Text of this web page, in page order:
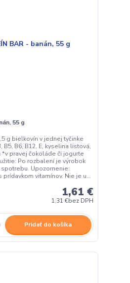
55 g
g bielkovín v jednej tyčinke
B5, B6, B12, E, kyselina listová,
pravej čokoláde či jogurte
Po rozbalení je výrobok
spotrebu. Upozornenie:
prídavkom vitamínov. Nie je u...
1,61 €
1,31 €bez DPH
Pridať do košíka